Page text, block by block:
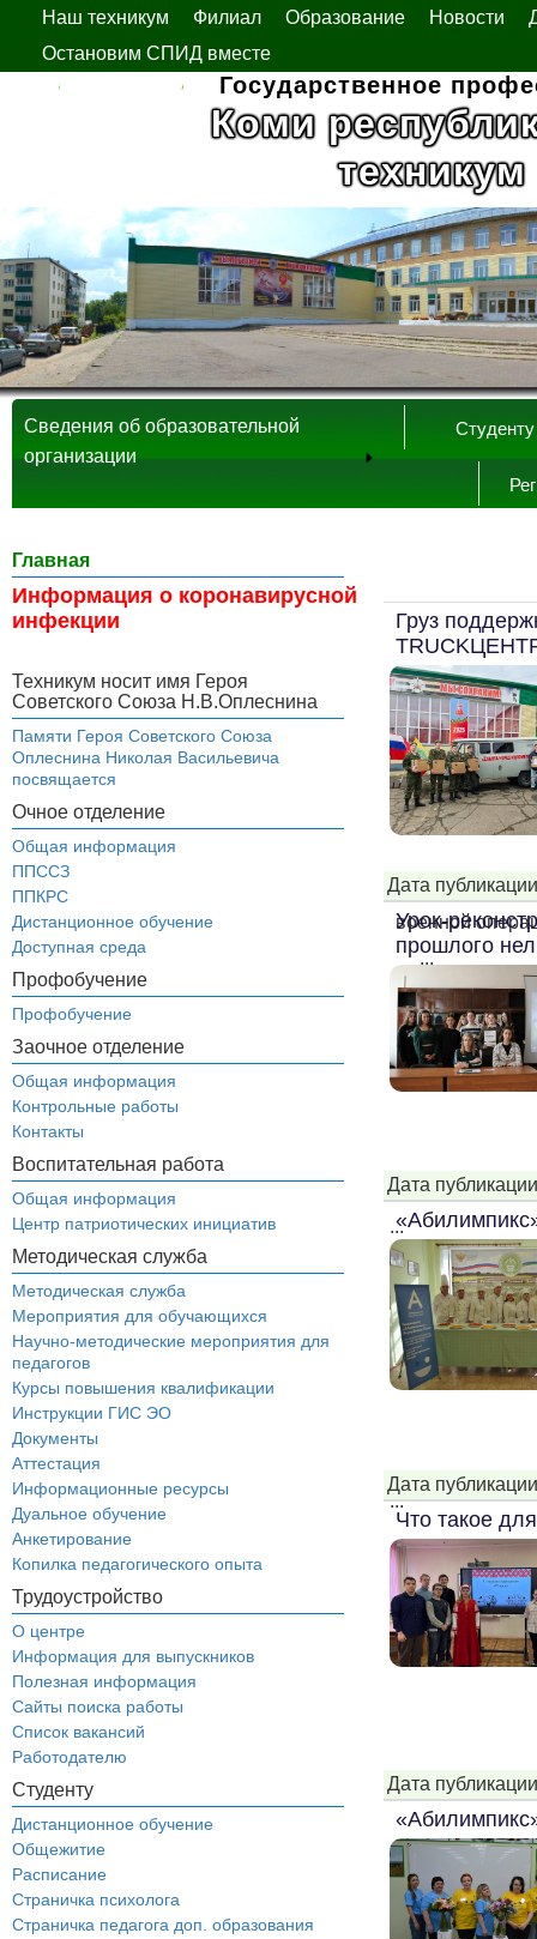
Наш техникум Филиал Образование Новости
Остановим СПИД вместе
Государственное
Коми
Студенту
Сведения об образовательной
организации
Главная
Информация о коронавирусной
инфекции
Техникум носит имя Героя
Советского Союза Н.В.Оплеснина
Памяти Героя Советского Союза
Оплеснина Николая Васильевича
посвящается
Очное отделение
Общая информация
ППССЗ
ППКРС
Дистанционное обучение
Доступная среда
Профобучение
Профобучение
Заочное отделение
Общая информация
Контрольные работы
Контакты
Воспитательная работа
Общая информация
Центр патриотических инициатив
Методическая служба
Методическая служба
Мероприятия для обучающихся
Научно-методические мероприятия для
педагогов
Курсы повышения квалификации
Инструкции ГИС ЭО
Документы
Аттестация
Информационные ресурсы
Дуальное обучение
Анкетирование
Копилка педагогического опыта
Трудоустройство
О центре
Информация для выпускников
Полезная информация
Сайты поиска работы
Список вакансий
Работодателю
Студенту
Дистанционное обучение
Общежитие
Расписание
Страничка психолога
Страничка педагога доп. образования
Груз
военной
...
Дата
Урок-
прошлого
...
Дата
...
Дата
Что такое
Дата